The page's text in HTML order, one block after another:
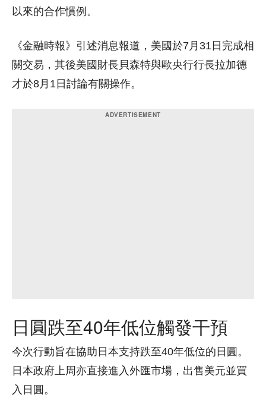
以來的合作慣例。
《金融時報》引述消息報道，美國於7月31日完成相
關交易，其後美國財長貝森特與歐央行行長拉加德
才於8月1日討論有關操作。
日圓跌至40年低位觸發干預
今次行動旨在協助日本支持跌至40年低位的日圓。
日本政府上周亦直接進入外匯市場，出售美元並買
入日圓。